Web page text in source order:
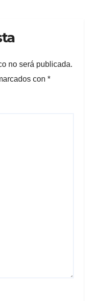
no será publicada.
con *